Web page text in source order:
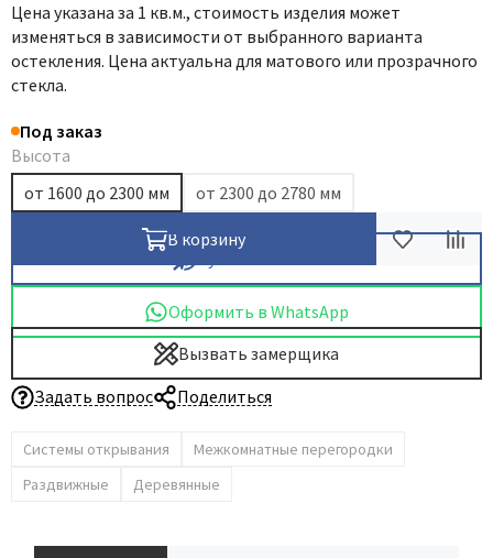
Цена указана за 1 кв.м., стоимость изделия может
изменяться в зависимости от выбранного варианта
остекления. Цена актуальна для матового или прозрачного
стекла.
Под заказ
Высота
от 1600 до 2300 мм
от 2300 до 2780 мм
В корзину
Оформить в WhatsApp
Вызвать замерщика
Задать вопрос
Поделиться
Системы открывания
Межкомнатные перегородки
Раздвижные
Деревянные